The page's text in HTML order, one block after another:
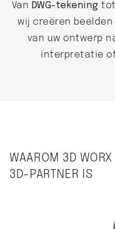
Van DWG-tekening
wij creëren
van uw ontwerp
interpretatie
WAAROM 3D
3D-PARTNER IS